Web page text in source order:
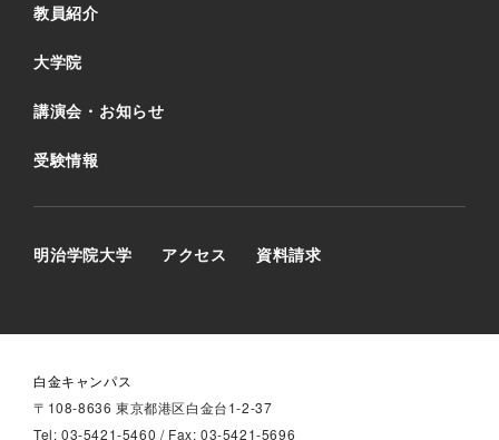
教員紹介
大学院
講演会・お知らせ
受験情報
明治学院大学 アクセス 資料請求
白金キャンパス
〒108-8636 東京都港区白金台1-2-37
Tel: 03-5421-5460 / Fax: 03-5421-5696